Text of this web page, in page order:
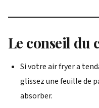
Le conseil du
Si votre air fryer a
glissez une feuille de
absorber.